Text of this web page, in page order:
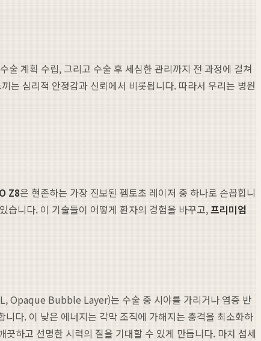
술 계획 수립, 그리고 수술 후 세심한 관리까지 전 과정에 걸쳐
는 심리적 안정감과 신뢰에서 비롯됩니다. 따라서 우리는 병원
Z8은 현존하는 가장 진보된 펨토초 레이저 중 하나로 손꼽힙니
니다. 이 기술들이 어떻게 환자의 경험을 바꾸고,프리미엄
Opaque Bubble Layer)는 수술 중 시야를 가리거나 염증 반
다. 이 낮은 에너지는 각막 조직에 가해지는 충격을 최소화하
하고 선명한 시력의 질을 기대할 수 있게 만듭니다. 마치 섬세